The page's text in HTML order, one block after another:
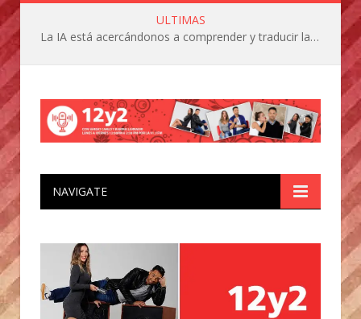
ULTIMAS
La IA está acercándonos a comprender y traducir las vocalizaciones y comportamientos de nuestras mascotas
NAVIGATE